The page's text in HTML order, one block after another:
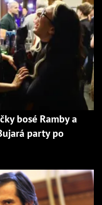
bosé Ramby a
party po